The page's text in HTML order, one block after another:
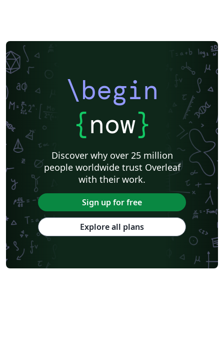
\begin
{now}
Discover why over 25 million
people worldwide trust Overleaf
with their work.
Sign up for free
Explore all plans